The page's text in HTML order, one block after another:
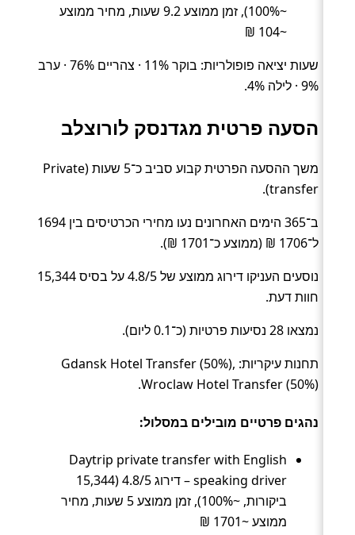
~100%), זמן ממוצע 9.2 שעות, מחיר ממוצע
~104 ₪
שעות יציאה פופולריות: בוקר 11% · צהריים 76% · ערב
9% · לילה 4%.
הסעה פרטית מגדנסק לורוצלב
משך ההסעה הפרטית קבוע סביב כ־5 שעות (Private
transfer).
ב־365 הימים האחרונים נעו מחירי הכרטיסים בין 1694
ל־1706 ₪ (ממוצע כ־1701 ₪).
נוסעים העניקו דירוג ממוצע של 4.8/5 על בסיס 15,344
חוות דעת.
נמצאו 28 נסיעות פרטיות (כ־0.1 ליום).
תחנות עיקריות: Gdansk Hotel Transfer (50%),
Wroclaw Hotel Transfer (50%).
נהגים פרטיים מובילים במסלול:
Daytrip private transfer with English
speaking driver – דירוג 4.8/5 (15,344
ביקורות, ~100%), זמן ממוצע 5 שעות, מחיר
ממוצע ~1701 ₪